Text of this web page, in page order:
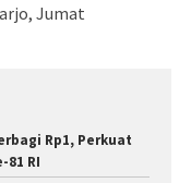
Jumat
Rp1, Perkuat
81 RI